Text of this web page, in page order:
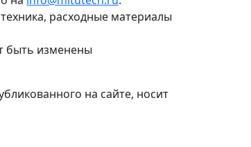
расходные материалы
быть изменены
на сайте, носит